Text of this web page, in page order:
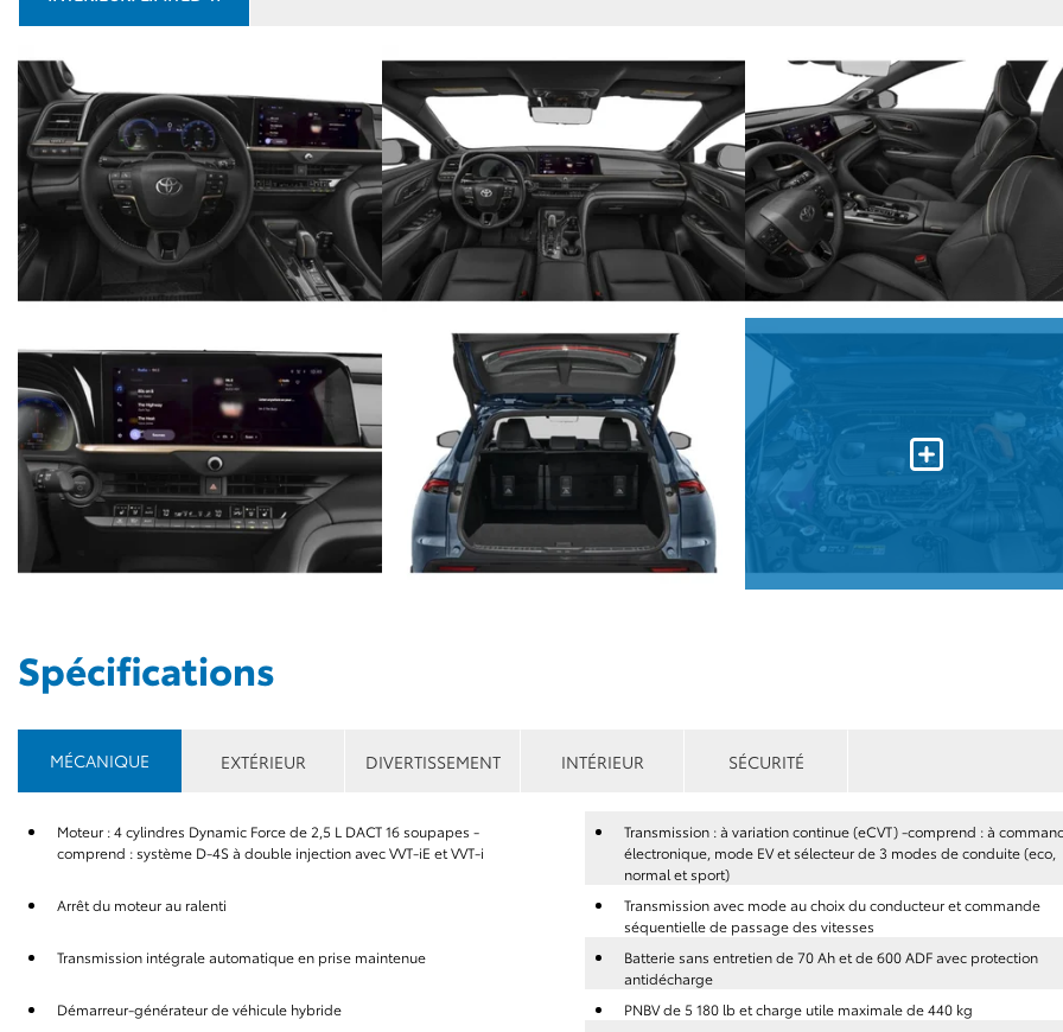
Spécifications
MÉCANIQUE EXTÉRIEUR DIVERTISSEMENT INTÉRIEUR SÉCURITÉ
Moteur : 4 cylindres Dynamic Force de 2,5 L DACT 16 soupapes -
comprend : système D-4S à double injection avec VVT-iE et VVT-i
Transmission : à variation continue (eCVT) -comprend : à
électronique, mode EV et sélecteur de 3 modes de conduite (eco,
normal et sport)
Arrêt du moteur au ralenti
Transmission avec mode au choix du conducteur et commande
séquentielle de passage des vitesses
Transmission intégrale automatique en prise maintenue
Batterie sans entretien de 70 Ah et de 600 ADF avec protection
antidécharge
Démarreur-générateur de véhicule hybride
PNBV de 5 180 lb et charge utile maximale de 440 kg